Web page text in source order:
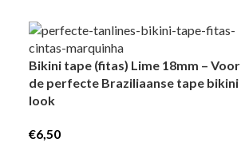
Bikini tape (fitas) Lime 18mm – Voor
de perfecte Braziliaanse tape bikini
look
€6,50